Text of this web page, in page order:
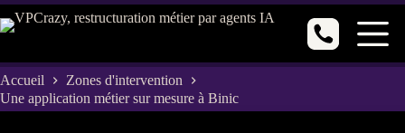
Passer
au
Accueil
Zones d'intervention
Une application métier sur mesure à Binic